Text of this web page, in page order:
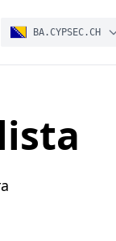
BA.CYPSEC.CH